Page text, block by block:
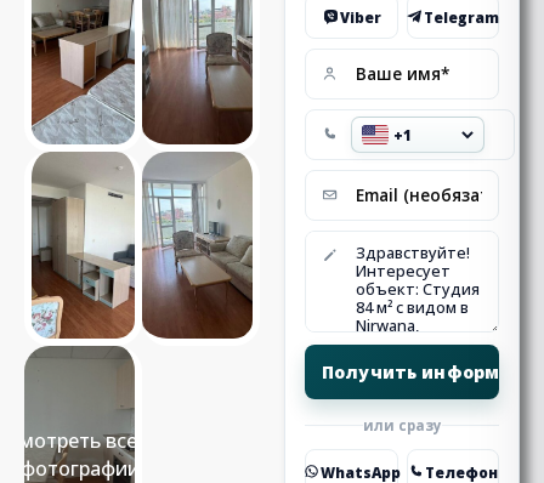
Смотреть все 9
фотографии
Viber Telegram
или сразу
WhatsApp Телефон